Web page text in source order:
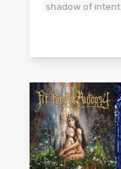
shadow of intent